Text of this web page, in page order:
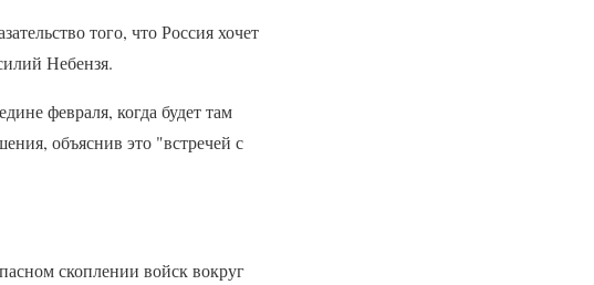
того, что Россия хочет
Небензя.
февраля, когда будет там
объяснив это "встречей с
скоплении войск вокруг